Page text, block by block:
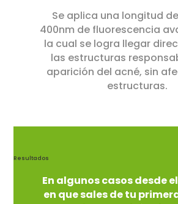
Se aplica una longitud
400nm de fluorescencia
la cual se logra llegar
las estructuras
aparición del acné, sin
estructuras.
Resultados
En algunos casos desde
en que sales de tu